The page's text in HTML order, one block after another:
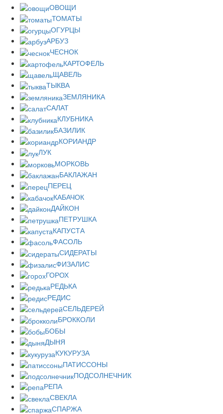
ОВОЩИ
ТОМАТЫ
ОГУРЦЫ
АРБУЗ
ЧЕСНОК
КАРТОФЕЛЬ
ЩАВЕЛЬ
ТЫКВА
ЗЕМЛЯНИКА
САЛАТ
КЛУБНИКА
БАЗИЛИК
КОРИАНДР
ЛУК
МОРКОВЬ
БАКЛАЖАН
ПЕРЕЦ
КАБАЧОК
ДАЙКОН
ПЕТРУШКА
КАПУСТА
ФАСОЛЬ
СИДЕРАТЫ
ФИЗАЛИС
ГОРОХ
РЕДЬКА
РЕДИС
СЕЛЬДЕРЕЙ
БРОККОЛИ
БОБЫ
ДЫНЯ
КУКУРУЗА
ПАТИССОНЫ
ПОДСОЛНЕЧНИК
РЕПА
СВЕКЛА
СПАРЖА